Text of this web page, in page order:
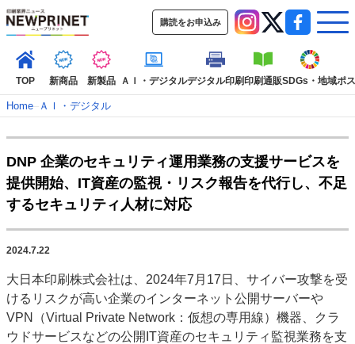
購読をお申込み
TOP 新商品 新製品 ＡＩ・デジタルデジタル印刷印刷通販SDGs・地域ポ
TOP
新着記事 特集記事
動画コンテンツ
インタビュー
コレクション
新商品
SDGs・地域
ポストプレス
業界
市場・統計
人事・移転・異動・訃報
特集記事カテゴリー一覧
Home– ＡＩ・デジタル
DNP 企業のセキュリティ運用業務の支援サービスを
提供開始、IT資産の監視・リスク報告を代行し、不足
するセキュリティ人材に対応
2024.7.22
大日本印刷株式会社は、2024年7月17日、サイバー攻撃を受
けるリスクが高い企業のインターネット公開サーバーや
VPN（Virtual Private Network：仮想の専用線）機器、クラ
ウドサービスなどの公開IT資産のセキュリティ監視業務を支